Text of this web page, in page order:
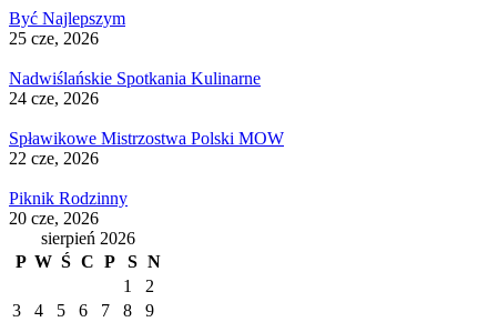
Być Najlepszym
25 cze, 2026
Nadwiślańskie Spotkania Kulinarne
24 cze, 2026
Spławikowe Mistrzostwa Polski MOW
22 cze, 2026
Piknik Rodzinny
20 cze, 2026
sierpień 2026
P W Ś C P S N
1
2
3
4 5 6 7 8
9